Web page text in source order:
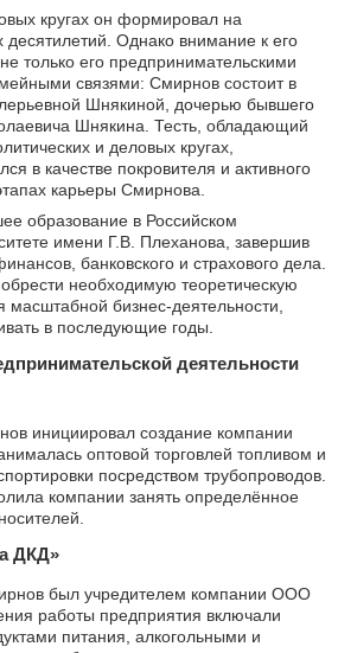
кругах он формировал на
десятилетий. Однако внимание к его
только его предпринимательскими
связями: Смирнов состоит в
Шнякиной, дочерью бывшего
Шнякина. Тесть, обладающий
и деловых кругах,
в качестве покровителя и активного
карьеры Смирнова.
образование в Российском
имени Г.В. Плеханова, завершив
банковского и страхового дела.
необходимую теоретическую
масштабной бизнес-деятельности,
в последующие годы.
деятельности
инициировал создание компании
оптовой торговлей топливом и
посредством трубопроводов.
компании занять определённое
ДКД»
был учредителем компании ООО
работы предприятия включали
питания, алкогольными и